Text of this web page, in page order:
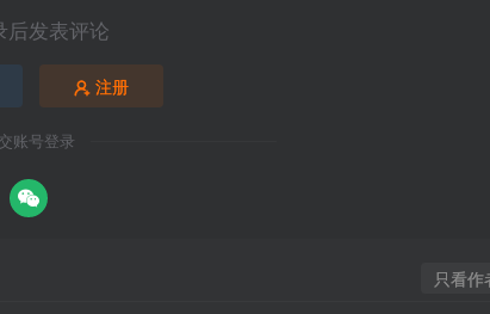
后发表评论
注册
账号登录
只看作